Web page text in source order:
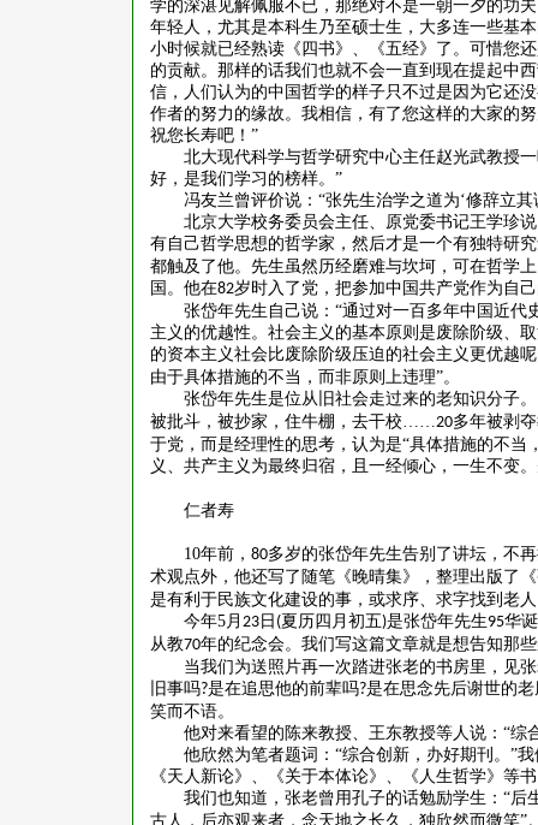
学的深湛见解佩服不已，那绝对不是一朝一夕的功
年轻人，尤其是本科生乃至硕士生，大多连一些基
小时候就已经熟读《四书》、《五经》了。可惜您
的贡献。那样的话我们也就不会一直到现在提起中
信，人们认为的中国哲学的样子只不过是因为它还
作者的努力的缘故。我相信，有了您这样的大家的
祝您长寿吧！”
北大现代科学与哲学研究中心主任赵光武教授
好，是我们学习的榜样。”
冯友兰曾评价说： “张先生治学之道为‘修辞立
北京大学校务委员会主任、原党委书记王学珍
有自己哲学思想的哲学家，然后才是一个有独特研
都触及了他。先生虽然历经磨难与坎坷，可在哲学
国。他在82岁时入了党，把参加中国共产党作为自
张岱年先生自己说： “通过对一百多年中国近代
主义的优越性。社会主义的基本原则是废除阶级、
的资本主义社会比废除阶级压迫的社会主义更优越呢
由于具体措施的不当，而非原则上违理”。
张岱年先生是位从旧社会走过来的老知识分子。
被批斗，被抄家，住牛棚，去干校……20多年被剥
于党，而是经理性的思考，认为是“具体措施的不当
义、共产主义为最终归宿，且一经倾心，一生不变
仁者寿
10年前， 80多岁的张岱年先生告别了讲坛，不
术观点外，他还写了随笔《晚晴集》，整理出版了
是有利于民族文化建设的事，或求序、求字找到老
今年5月 23 日 (夏历四月初五)是张岱年先生95华
从教70年的纪念会。我们写这篇文章就是想告知那
当我们为送照片再一次踏进张老的书房里，见
旧事吗?是在追思他的前辈吗?是在思念先后谢世的
笑而不语。
他对来看望的陈来教授、王东教授等人说： “综
他欣然为笔者题词： “综合创新，办好期刊。”
《天人新论》、《关于本体论》、《人生哲学》等
我们也知道，张老曾用孔子的话勉励学生： “后
古人，后亦观来者，念天地之长久，独欣然而微笑”